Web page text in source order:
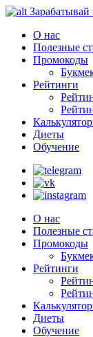
Зарабатывай
О нас
Полезные
Промокоды
Рейтинги
Диеты
Обучение
О нас
Полезные
Промокоды
Рейтинги
Диеты
Обучение